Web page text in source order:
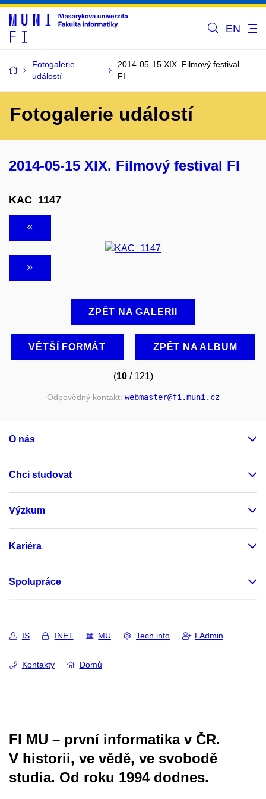
EN
Fotogalerie
událostí
2014-05-15 XIX. Filmový festival
FI
Fotogalerie událostí
2014-05-15 XIX. Filmový festival FI
KAC_1147
ZPĚT NA GALERII
VĚTŠÍ FORMÁT ZPĚT NA ALBUM
(10/ 121)
Odpovědný kontakt: webmaster@fi.muni.cz
O nás
Chci studovat
Výzkum
Kariéra
Spolupráce
IS INET MU Tech info FAdmin
Kontakty Domů
FI MU – první informatika v ČR.
V historii, ve vědě, ve svobodě
studia. Od roku 1994 dodnes.